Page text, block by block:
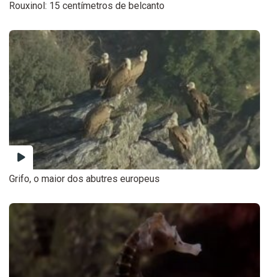
Rouxinol: 15 centímetros de belcanto
Grifo, o maior dos abutres europeus